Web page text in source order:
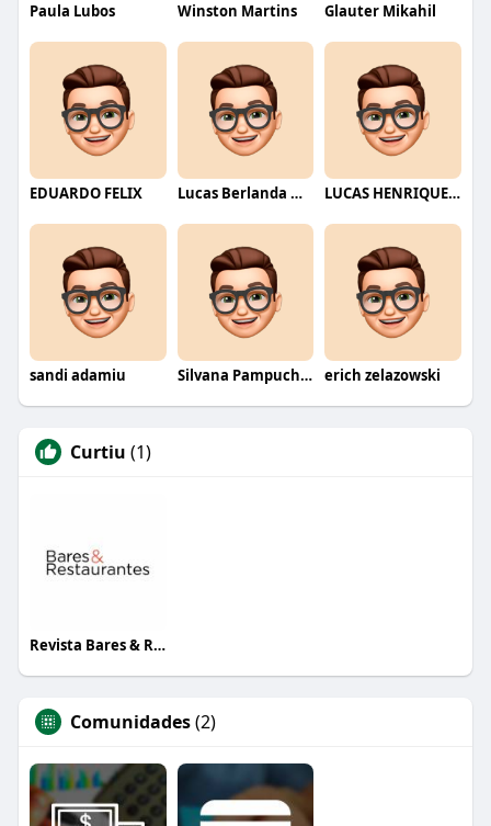
Paula Lubos Winston Martins Glauter Mikahil
EDUARDO FELIX Lucas Berlanda Moraes LUCAS HENRIQUE RIBEIRO
sandi adamiu Silvana Pampuch Andreata erich zelazowski
Curtiu (1)
Revista Bares & Restaurantes
Comunidades(2)